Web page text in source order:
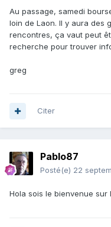
Au passage, samedi
loin de Laon. Il y aura des
rencontres, ça vaut peut
recherche pour trouver
greg
Citer
Pablo87
Posté(e) 22
Hola sois le bienvenue sur